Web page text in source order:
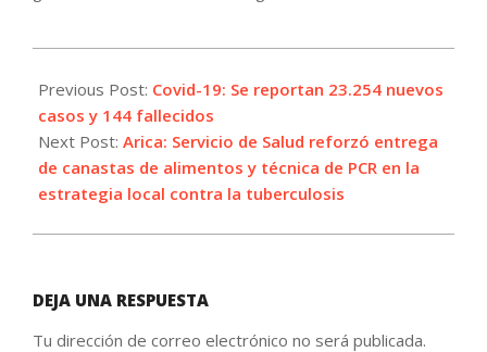
02-
21
Previous Post: Covid-19: Se reportan 23.254 nuevos
casos y 144 fallecidos
Next Post: Arica: Servicio de Salud reforzó entrega
de canastas de alimentos y técnica de PCR en la
estrategia local contra la tuberculosis
DEJA UNA RESPUESTA
Tu dirección de correo electrónico no será publicada.